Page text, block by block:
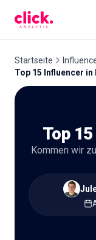
Kostenlose
Tools
Startseite
Top 15 Influencer in
Top
Kommen wir